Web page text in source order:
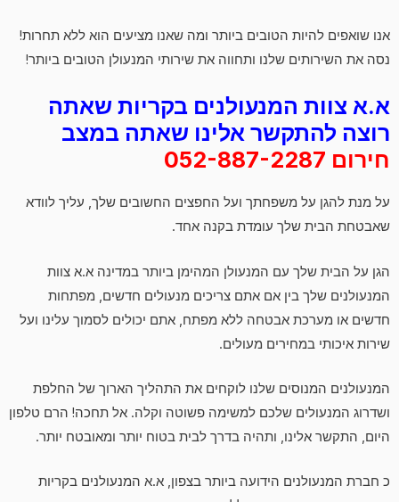
אנו שואפים להיות הטובים ביותר ומה שאנו מציעים הוא ללא תחרות!
נסה את השירותים שלנו ותחווה את שירותי המנעולן הטובים ביותר!
א.א צוות המנעולנים בקריות שאתה
רוצה להתקשר אלינו שאתה במצב
חירום 052-887-2287
על מנת להגן על משפחתך ועל החפצים החשובים שלך, עליך לוודא
שאבטחת הבית שלך עומדת בקנה אחד.
הגן על הבית שלך עם המנעולן המהימן ביותר במדינה א.א צוות
המנעולנים שלך בין אם אתם צריכים מנעולים חדשים, מפתחות
חדשים או מערכת אבטחה ללא מפתח, אתם יכולים לסמוך עלינו ועל
שירות איכותי במחירים מעולים.
המנעולנים המנוסים שלנו לוקחים את התהליך הארוך של החלפת
ושדרוג המנעולים שלכם למשימה פשוטה וקלה. אל תחכה! הרם טלפון
היום, התקשר אלינו, ותהיה בדרך לבית בטוח יותר ומאובטח יותר.
כ חברת המנעולנים הידועה ביותר בצפון, א.א המנעולנים בקריות